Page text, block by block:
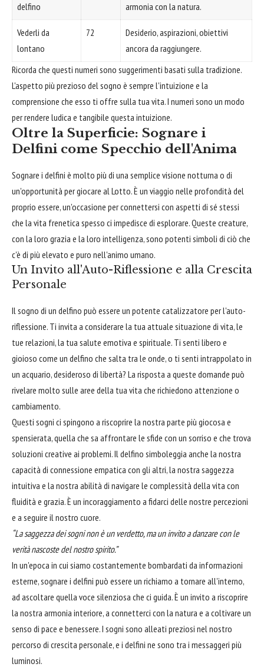
delfino
armonia con la natura.
Vederli da
lontano
72
Desiderio, aspirazioni, obiettivi
ancora da raggiungere.
Ricorda che questi numeri sono suggerimenti basati sulla tradizione.
L'aspetto più prezioso del sogno è sempre l'intuizione e la
comprensione che esso ti offre sulla tua vita. I numeri sono un modo
per rendere ludica e tangibile questa intuizione.
Oltre la Superficie: Sognare i
Delfini come Specchio dell'Anima
Sognare i delfini è molto più di una semplice visione notturna o di
un'opportunità per giocare al Lotto. È un viaggio nelle profondità del
proprio essere, un'occasione per connettersi con aspetti di sé stessi
che la vita frenetica spesso ci impedisce di esplorare. Queste creature,
con la loro grazia e la loro intelligenza, sono potenti simboli di ciò che
c'è di più elevato e puro nell'animo umano.
Un Invito all'Auto-Riflessione e alla Crescita
Personale
Il sogno di un delfino può essere un potente catalizzatore per l'auto-
riflessione. Ti invita a considerare la tua attuale situazione di vita, le
tue relazioni, la tua salute emotiva e spirituale. Ti senti libero e
gioioso come un delfino che salta tra le onde, o ti senti intrappolato in
un acquario, desideroso di libertà? La risposta a queste domande può
rivelare molto sulle aree della tua vita che richiedono attenzione o
cambiamento.
Questi sogni ci spingono a riscoprire la nostra parte più giocosa e
spensierata, quella che sa affrontare le sfide con un sorriso e che trova
soluzioni creative ai problemi. Il delfino simboleggia anche la nostra
capacità di connessione empatica con gli altri, la nostra saggezza
intuitiva e la nostra abilità di navigare le complessità della vita con
fluidità e grazia. È un incoraggiamento a fidarci delle nostre percezioni
e a seguire il nostro cuore.
“La saggezza dei sogni non è un verdetto, ma un invito a danzare con le
verità nascoste del nostro spirito.”
In un'epoca in cui siamo costantemente bombardati da informazioni
esterne, sognare i delfini può essere un richiamo a tornare all'interno,
ad ascoltare quella voce silenziosa che ci guida. È un invito a riscoprire
la nostra armonia interiore, a connetterci con la natura e a coltivare un
senso di pace e benessere. I sogni sono alleati preziosi nel nostro
percorso di crescita personale, e i delfini ne sono tra i messaggeri più
luminosi.